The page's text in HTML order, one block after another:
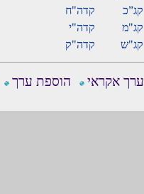
קג”כ
קדה"ח
קג"מ
קדה"י
קג"ש קדה"ק
ערך אקראי הוספת ערך